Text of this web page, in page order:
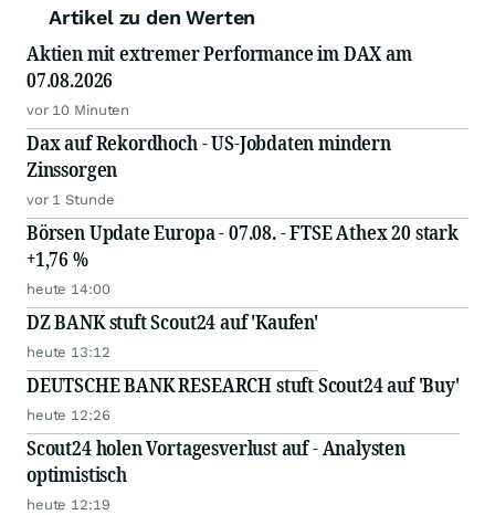
Artikel zu den Werten
Aktien mit extremer Performance im DAX am
07.08.2026
vor 10 Minuten
Dax auf Rekordhoch - US-Jobdaten mindern
Zinssorgen
vor 1 Stunde
Börsen Update Europa - 07.08. - FTSE Athex 20 stark
+1,76 %
heute 14:00
DZ BANK stuft Scout24 auf 'Kaufen'
heute 13:12
DEUTSCHE BANK RESEARCH stuft Scout24 auf 'Buy'
heute 12:26
Scout24 holen Vortagesverlust auf - Analysten
optimistisch
heute 12:19